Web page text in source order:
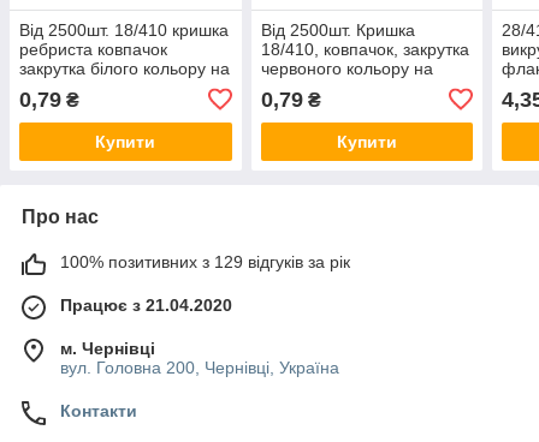
Від 2500шт. 18/410 кришка
ребриста ковпачок
закрутка білого кольору на
0,79 ₴
Купити
Від 2500шт. Кришка
18/410, ковпачок, закрутка
червоного кольору на
флакони від 10 до 65 мл
0,79₴
Купити
28/
Про нас
100% позитивних з 129 відгуків за рік
Працює з 21.04.2020
м. Чернівці
вул. Головна 200, Чернівці, Україна
Контакти